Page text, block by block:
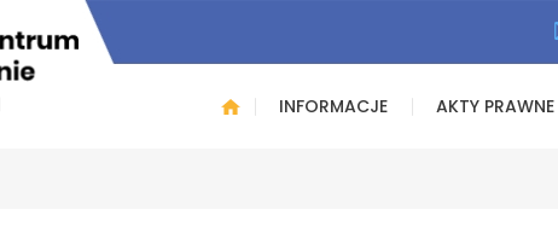
INFORMACJE AKTY PRAWNE